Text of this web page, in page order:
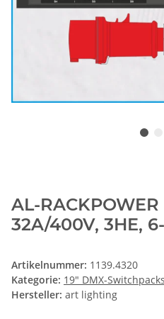
AL-
32A/400V, 3HE,
Artikelnummer: 1139.4320
Kategorie: 19" DMX-Switchpacks
Hersteller: art lighting